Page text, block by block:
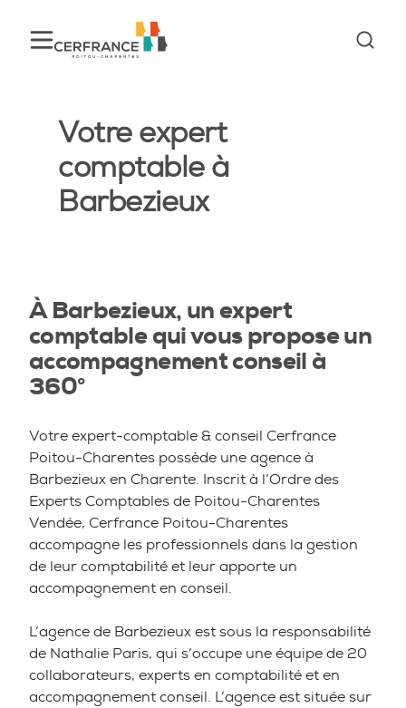
Votre expert
comptable à
Barbezieux
À Barbezieux, un expert
comptable qui vous propose un
accompagnement conseil à
360°
Votre expert-comptable & conseil Cerfrance
Poitou-Charentes possède une agence à
Barbezieux en Charente. Inscrit à l’Ordre des
Experts Comptables de Poitou-Charentes
Vendée, Cerfrance Poitou-Charentes
accompagne les professionnels dans la gestion
de leur comptabilité et leur apporte un
accompagnement en conseil.
L’agence de Barbezieux est sous la responsabilité
de Nathalie Paris, qui s’occupe une équipe de 20
collaborateurs, experts en comptabilité et en
accompagnement conseil. L’agence est située sur